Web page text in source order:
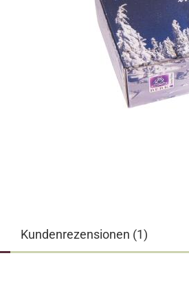
Kundenrezensionen (1)